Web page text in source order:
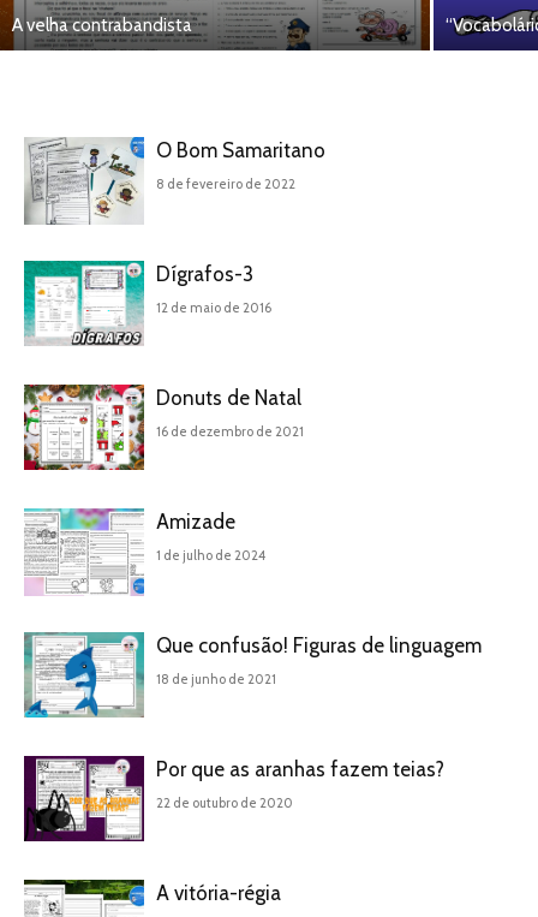
A velha contrabandista
O Bom Samaritano
8 de fevereiro de 2022
Dígrafos-3
12 de maio de 2016
Donuts de Natal
16 de dezembro de 2021
Amizade
1 de julho de 2024
Que confusão! Figuras de linguagem
18 de junho de 2021
Por que as aranhas fazem teias?
22 de outubro de 2020
A vitória-régia